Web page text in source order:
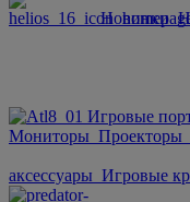
Новинки
Игровые
Мониторы Проекторы
аксессуары Игровые